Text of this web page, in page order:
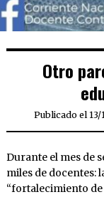
Otro
Publicado el 13/
Durante el mes de
miles de docentes:
“fortalecimiento